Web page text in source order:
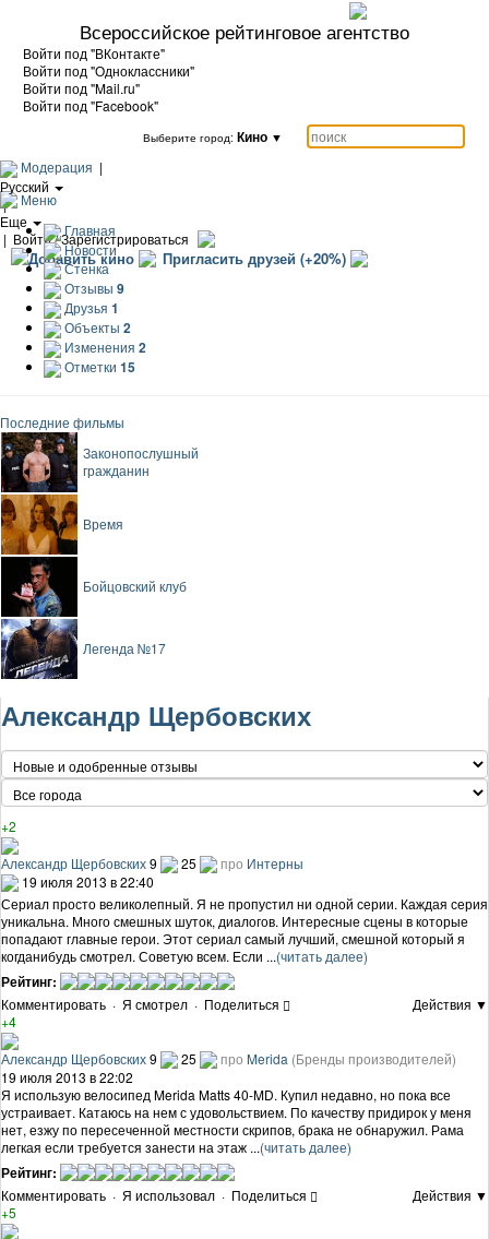
Всероссийское рейтинговое агентство
Войти под "ВКонтакте"
Войти под "Одноклассники"
Войти под "Mail.ru"
Войти под "Facebook"
Выберите город: Кино ▼
Модерация |
Русский
|
Еще
| Войти / Зарегистрироваться
Добавить кино Пригласить друзей (+20%)
Меню
Главная
Новости
Стенка
Отзывы 9
Друзья 1
Объекты 2
Изменения 2
Отметки 15
Последние фильмы
Законопослушный
гражданин
Время
Бойцовский клуб
Легенда №17
Александр Щербовских
+2
Александр Щербовских9 25 про Интерны
19 июля 2013 в 22:40
Сериал просто великолепный. Я не пропустил ни одной серии. Каждая серия
уникальна. Много смешных шуток, диалогов. Интересные сцены в которые
попадают главные герои. Этот сериал самый лучший, смешной который я
когданибудь смотрел. Советую всем. Если ...(читать далее)
Рейтинг:
Комментировать · Я смотрел · Поделиться
Действия ▼
+4
Александр Щербовских9 25 про Merida (Бренды производителей)
19 июля 2013 в 22:02
Я использую велосипед Merida Matts 40-MD. Купил недавно, но пока все
устраивает. Катаюсь на нем с удовольствием. По качеству придирок у меня
нет, езжу по пересеченной местности скрипов, брака не обнаружил. Рама
легкая если требуется занести на этаж ...(читать далее)
Рейтинг:
Комментировать · Я использовал · Поделиться
Действия ▼
+5